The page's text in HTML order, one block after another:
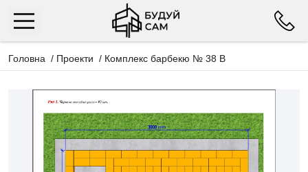
Головна / Проекти / Комплекс барбекю № 38 В